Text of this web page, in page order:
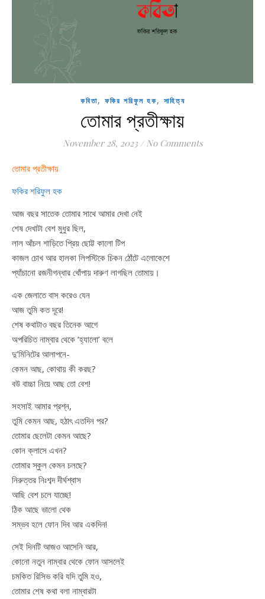
কবিতা, ফকির শরিফুল হক, সাহিত্য
তোমার প্রতীক্ষায়
November 28, 2023 / No Comments
তোমার প্রতীক্ষায়
ফকির শরিফুল হক
আজ বছর সাতেক তোমার সাথে আমার দেখা নেই
শেষ দেখাটা বেশ মুধুর ছিল,
লাল আঁচল শাড়িতে প্রিয় ছোট্ট কালো টিপ
কাজল চোখ আর হালকা লিপস্টিকে চিকন ঠোঁটে এলোকেশে
প্যাঁচানো রজনীগন্ধার খোঁপায় দারুণ লাগছিল তোমায়।
এক জেলাতে বাস করেও যেন
আজ তুমি কত দূরে!
শেষ কথাটাও বছর তিনেক আগে
অপরিচিত নাম্বার থেকে ‘হ্যালো’ বলে
দু’মিনিটের আলাপনে-
কেমন আছ, কোথায় কী করছ?
বউ বাচ্চা নিয়ে আছ তো বেশ!
সহসাই আমার প্রশ্ন,
তুমি কেমন আছ, হঠাৎ এতদিন পর?
তোমার ছেলেটা কেমন আছে?
কোন ক্লাসে এখন?
তোমার স্কুল কেমন চলছে?
নিরুত্তর নিঃশব্দ দীর্ঘশ্বাস
আছি বেশ চলে যাচ্ছে!
ঠিক আছে ভালো থেক
সম্ভব হলে ফোন দিব আর একদিন!
সেই দিনটি আজও আসেনি আর,
কোনো নতুন নাম্বার থেকে ফোন আসলেই
চমকিত রিসিভ করি যদি তুমি হও,
তোমার শেষ কথা বলা নাম্বারটা